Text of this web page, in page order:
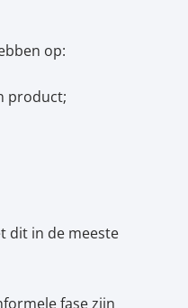
op:
product;
dit in de meeste
fase zijn